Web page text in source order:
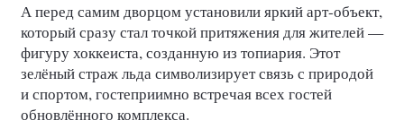
А перед самим дворцом установили яркий арт-объект,
который сразу стал точкой притяжения для жителей —
фигуру хоккеиста, созданную из топиария. Этот
зелёный страж льда символизирует связь с природой
и спортом, гостеприимно встречая всех гостей
обновлённого комплекса.